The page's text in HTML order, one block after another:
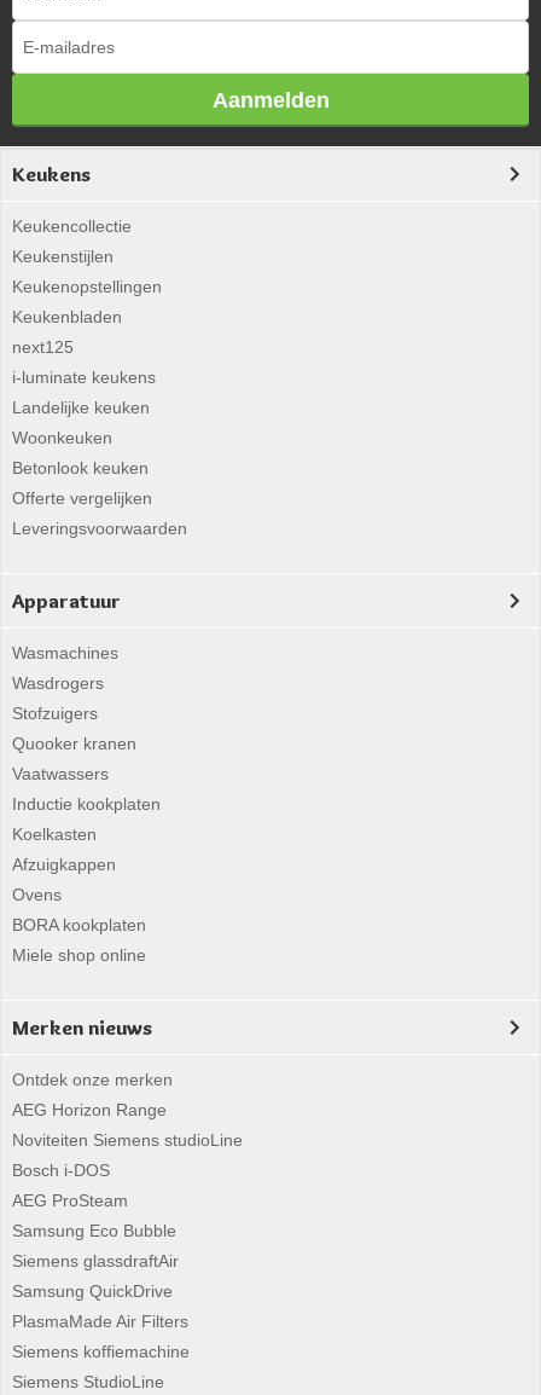
Aanmelden
Keukens
Keukencollectie
Keukenstijlen
Keukenopstellingen
Keukenbladen
next125
i-luminate keukens
Landelijke keuken
Woonkeuken
Betonlook keuken
Offerte vergelijken
Leveringsvoorwaarden
Apparatuur
Wasmachines
Wasdrogers
Stofzuigers
Quooker kranen
Vaatwassers
Inductie kookplaten
Koelkasten
Afzuigkappen
Ovens
BORA kookplaten
Miele shop online
Merken nieuws
Ontdek onze merken
AEG Horizon Range
Noviteiten Siemens studioLine
Bosch i-DOS
AEG ProSteam
Samsung Eco Bubble
Siemens glassdraftAir
Samsung QuickDrive
PlasmaMade Air Filters
Siemens koffiemachine
Siemens StudioLine